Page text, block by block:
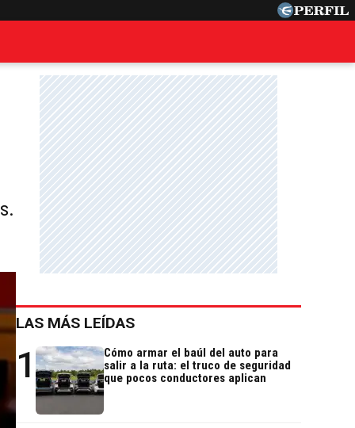
LAS MÁS LEÍDAS
1
Cómo armar el baúl del auto para
salir a la ruta: el truco de seguridad
que pocos conductores aplican